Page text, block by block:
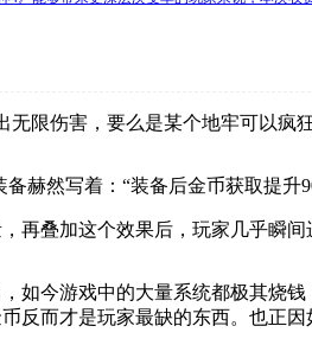
限伤害，要么是某个地牢可以疯狂
赫然写着：“装备后金币获取提升
叠加这个效果后，玩家几乎瞬间
如今游戏中的大量系统都极其烧
而才是玩家最缺的东西。也正